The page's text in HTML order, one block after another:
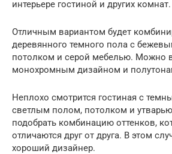
интерьере гостиной и других комнат.
Отличным вариантом будет
деревянного темного пола с
потолком и серой мебелью. Можно
монохромным дизайном и
Неплохо смотрится гостиная с
светлым полом, потолком и
подобрать комбинацию оттенков,
отличаются друг от друга. В этом
хороший дизайнер.